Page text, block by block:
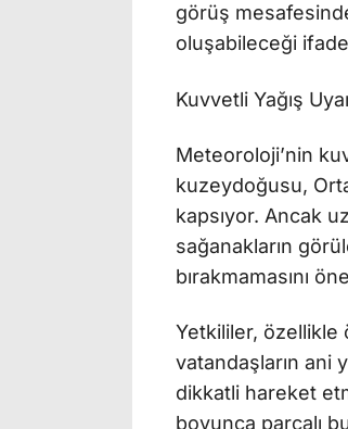
görüş
oluşabileceği
Kuvvetli Yağış
Meteoroloji’nin
kuzeydoğusu,
kapsıyor. Ancak
sağanakların
bırakmamasını
Yetkililer, özellikle
vatandaşların ani
dikkatli hareket
boyunca parçalı